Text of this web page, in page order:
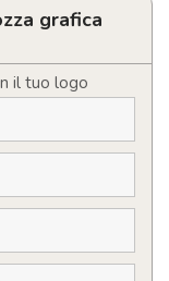
grafica
il tuo logo